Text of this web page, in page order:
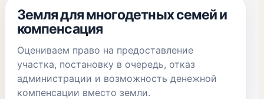
Земля для многодетных семей и
компенсация
Оцениваем право на предоставление
участка, постановку в очередь, отказ
администрации и возможность денежной
компенсации вместо земли.